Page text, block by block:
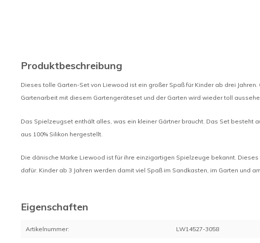
Produktbeschreibung
Dieses tolle Garten-Set von Liewood ist ein großer Spaß für Kinder ab drei
Gartenarbeit mit diesem Gartengeräteset und der Garten wird wieder toll
Das Spielzeugset enthält alles, was ein kleiner Gärtner braucht. Das Set besteht
aus 100% Silikon hergestellt.
Die dänische Marke Liewood ist für ihre einzigartigen Spielzeuge bekannt.
dafür. Kinder ab 3 Jahren werden damit viel Spaß im Sandkasten, im Garten und
Eigenschaften
Artikelnummer: LW14527-3058